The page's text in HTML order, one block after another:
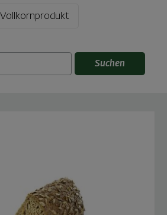
Vollkornprodukt
Suchen